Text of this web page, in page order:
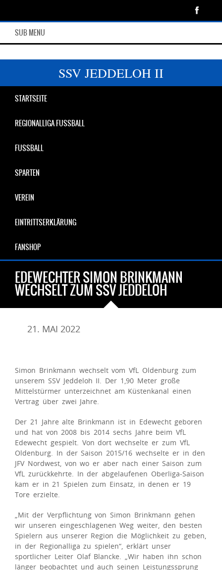
SUB MENU
SSV JEDDELOH II
STARTSEITE
REGIONALLIGA FUSSBALL
FUSSBALL
SPARTEN
VEREIN
EINTRITTSERKLÄRUNG
FANSHOP
EDEWECHTER SIMON BRINKMANN
WECHSELT ZUM SSV JEDDELOH
21. MAI 2022
Simon Brinkmann wechselt vom VfL Oldenburg zum
unserem SSV Jeddeloh II. Der 1,90 Meter große
Mittelstürmer unterzeichnet am Küstenkanal einen
Vertrag über zwei Jahre.
Der 21 Jahre alte Brinkmann ist in Edewecht geboren
und hat von 2008 bis 2014 sechs Jahre beim VfL
Edewecht gespielt. Von dort wechselte er zum VfL
Oldenburg. In der Saison 2015/16 wechselte er in den
JFV Nordwest, von wo er aber nach einer Saison zum
VfL zurückkehrte. In der abgelaufenen Oberliga-Saison
kam er in 21 Spielen zum Einsatz, in denen er 19
Tore erzielte.
„Mit der Verpflichtung von Simon Brinkmann gehen
wir unseren eingeschlagenen Weg weiter, den besten
Spielern aus unserer Region die Möglichkeit zu geben,
in der Regionalliga zu spielen“, erklärt unser
sportlicher Leiter Olaf Blancke. „Wir haben ihn schon
länger beobachtet und auch seinen Leistungssprung